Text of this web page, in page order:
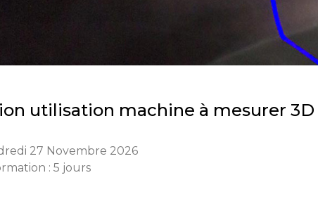
utilisation machine à mesurer 3D
27 Novembre 2026
: 5 jours